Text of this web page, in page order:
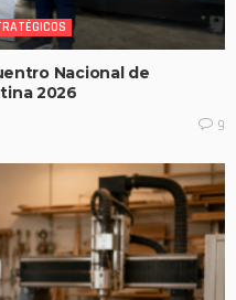
Nacional de
2026
9